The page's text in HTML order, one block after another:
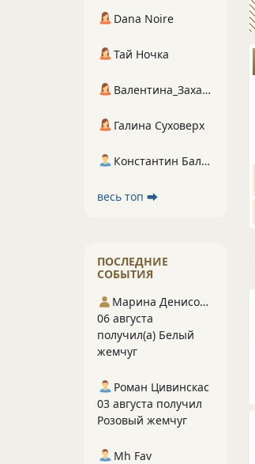
Dana Noire
Тай Ночка
Валентина_Захарова
Галина Суховерх
Константин Балухта
весь топ ⮕
ПОСЛЕДНИЕ
СОБЫТИЯ
Марина Денисова 5
06 августа
получил(а) Белый
жемчуг
Роман Цивинскас
03 августа получил
Розовый жемчуг
Mh Fav